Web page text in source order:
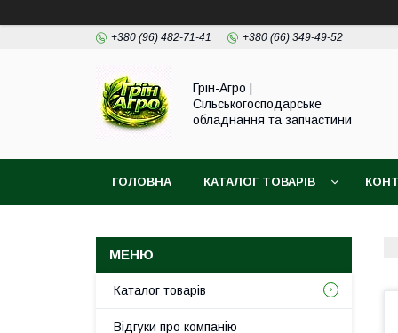
+380 (96) 482-71-41 +380 (66) 349-49-52
Грін-Агро |
Сільськогосподарське
обладнання та запчастини
ГОЛОВНА КАТАЛОГ ТОВАРІВ
Каталог товарів
Відгуки про компанію